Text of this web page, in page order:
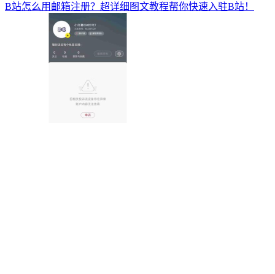
B站怎么用邮箱注册？超详细图文教程帮你快速入驻B站！